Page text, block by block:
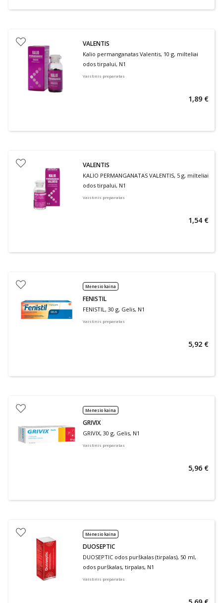
VALENTIS
Kalio permanganatas Valentis, 10 g, milteliai
odos tirpalui, N1
Vaistinis preparatas
1,89 €
VALENTIS
KALIO PERMANGANATAS VALENTIS, 5 g, milteliai
odos tirpalui, N1
Vaistinis preparatas
1,54 €
Mėnesio kaina
FENISTIL
FENISTIL, 30 g, Gelis, N1
Vaistinis preparatas
5,92 €
Mėnesio kaina
GRIVIX
GRIVIX, 30 g, Gelis, N1
Vaistinis preparatas
5,96 €
Mėnesio kaina
DUOSEPTIC
DUOSEPTIC odos purškalas (tirpalas), 50 ml,
odos purškalas, tirpalas, N1
Vaistinis preparatas